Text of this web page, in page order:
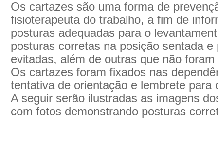
Os cartazes são uma forma de
fisioterapeuta do trabalho, a fim de
posturas adequadas para o
posturas corretas na posição sentada
evitadas, além de outras que não
Os cartazes foram fixados nas
tentativa de orientação e lembrete para
A seguir serão ilustradas as imagens
com fotos demonstrando posturas